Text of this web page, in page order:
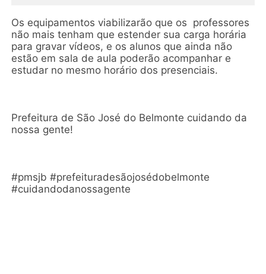
Os equipamentos viabilizarão que os professores
não mais tenham que estender sua carga horária
para gravar vídeos, e os alunos que ainda não
estão em sala de aula poderão acompanhar e
estudar no mesmo horário dos presenciais.
Prefeitura de São José do Belmonte cuidando da
nossa gente!
#pmsjb #prefeituradesãojosédobelmonte
#cuidandodanossagente